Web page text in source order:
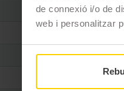
de connexió i/o de
web i personalitzar